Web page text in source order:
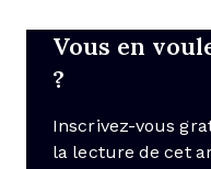
Vous en
?
Inscrivez-vous
la lecture de cet